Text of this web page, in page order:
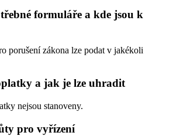
formuláře a kde jsou k
porušení zákona lze podat v jakékoli
a jak je lze uhradit
nejsou stanoveny.
pro vyřízení